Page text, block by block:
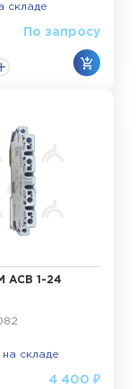
складе
По запросу
АСВ 1-24
складе
4 400 ₽